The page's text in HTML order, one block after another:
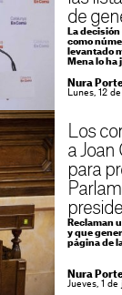
de
La
como
levantado
Mena lo
Nura
Lunes, 12
Los
a Joan
para
Reclaman
y que
página de
Nura
Jueves, 1